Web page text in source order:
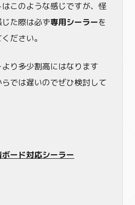
このような感じですが、怪
た際は必ず専用シーラーを
ださい。
り多少割高にはなります
では遅いのでぜひ検討して
ード対応シーラー